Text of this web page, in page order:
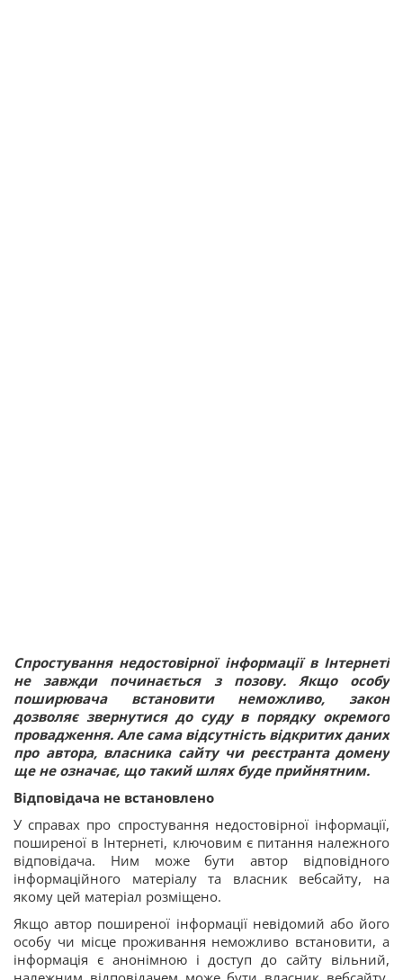
Спростування недостовірної інформації в Інтернеті
не завжди починається з позову. Якщо особу
поширювача встановити неможливо, закон
дозволяє звернутися до суду в порядку окремого
провадження. Але сама відсутність відкритих даних
про автора, власника сайту чи реєстранта домену
ще не означає, що такий шлях буде прийнятним.
Відповідача не встановлено
У справах про спростування недостовірної інформації,
поширеної в Інтернеті, ключовим є питання належного
відповідача. Ним може бути автор відповідного
інформаційного матеріалу та власник вебсайту, на
якому цей матеріал розміщено.
Якщо автор поширеної інформації невідомий або його
особу чи місце проживання неможливо встановити, а
інформація є анонімною і доступ до сайту вільний,